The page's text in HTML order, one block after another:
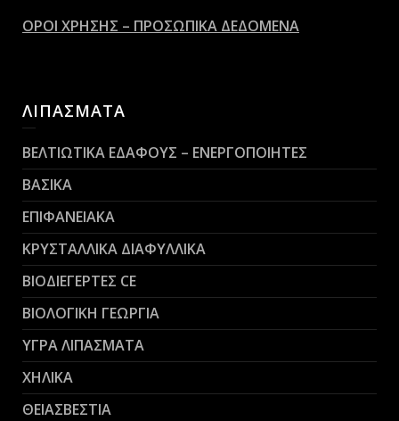
ΟΡΟΙ ΧΡΗΣΗΣ – ΠΡΟΣΩΠΙΚΑ ΔΕΔΟΜΕΝΑ
ΛΙΠΑΣΜΑΤΑ
ΒΕΛΤΙΩΤΙΚΑ ΕΔΑΦΟΥΣ – ΕΝΕΡΓΟΠΟΙΗΤΕΣ
ΒΑΣΙΚΑ
ΕΠΙΦΑΝΕΙΑΚΑ
ΚΡΥΣΤΑΛΛΙΚΑ ΔΙΑΦΥΛΛΙΚΑ
ΒΙΟΔΙΕΓΕΡΤΕΣ CE
ΒΙΟΛΟΓΙΚΗ ΓΕΩΡΓΙΑ
ΥΓΡΑ ΛΙΠΑΣΜΑΤΑ
ΧΗΛΙΚΑ
ΘΕΙΑΣΒΕΣΤΙΑ